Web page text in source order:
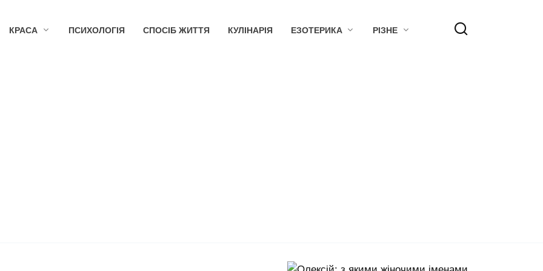
КРАСА ПСИХОЛОГІЯ СПОСІБ ЖИТТЯ КУЛІНАРІЯ ЕЗОТЕРИКА РІЗНЕ